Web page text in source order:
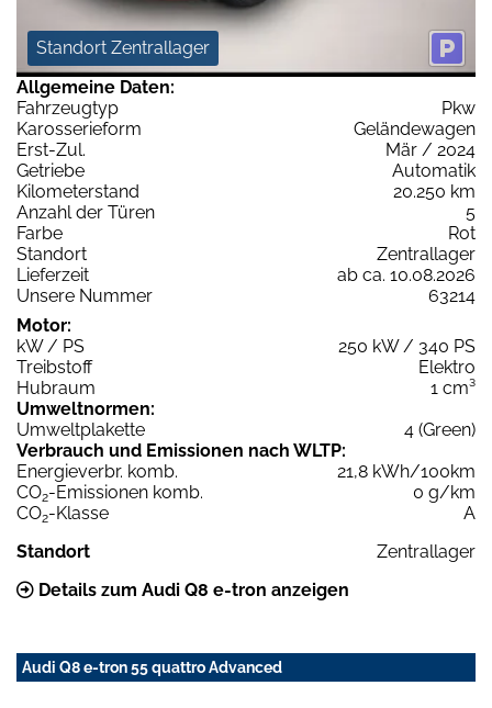
Standort Zentrallager
Allgemeine Daten:
Fahrzeugtyp
Pkw
Karosserieform
Geländewagen
Erst-Zul.
Mär / 2024
Getriebe
Automatik
Kilometerstand
20.250 km
Anzahl der Türen
5
Farbe
Rot
Standort
Zentrallager
Lieferzeit
ab ca. 10.08.2026
Unsere Nummer
63214
Motor:
kW / PS
250 kW / 340 PS
Treibstoff
Elektro
Hubraum
1 cm³
Umweltnormen:
Umweltplakette
4 (Green)
Verbrauch und Emissionen nach WLTP:
Energieverbr. komb.
21,8 kWh/100km
CO2-Emissionen komb.
0 g/km
CO2-Klasse
A
Standort
Zentrallager
Details zum Audi Q8 e-tron anzeigen
Audi Q8 e-tron 55 quattro Advanced